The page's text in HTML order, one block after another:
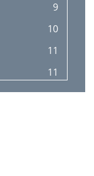
9
10
11
11
12